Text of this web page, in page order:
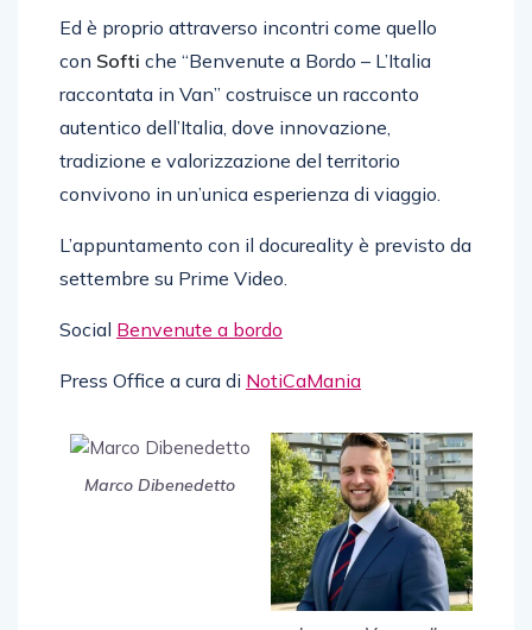
Ed è proprio attraverso incontri come quello
con Softi che “Benvenute a Bordo – L’Italia
raccontata in Van” costruisce un racconto
autentico dell’Italia, dove innovazione,
tradizione e valorizzazione del territorio
convivono in un’unica esperienza di viaggio.
L’appuntamento con il docureality è previsto da
settembre su Prime Video.
Social Benvenute a bordo
Press Office a cura di NotiCaMania
Marco Dibenedetto